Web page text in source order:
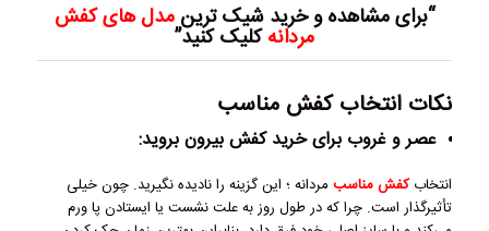
“برای مشاهده و خرید شیک ترینمدل های کفش
مردانه کلیک کنید”
نکات انتخاب کفش مناسب
عصر و غروب برای خرید کفش بیرون بروید:
انتخابکفش مناسب مردانه ؛ این گزینه را نادیده نگیرید. چون خیلی
تأثیرگذار است. چرا که در طول روز به علت نشست یا ایستادن پا ورم